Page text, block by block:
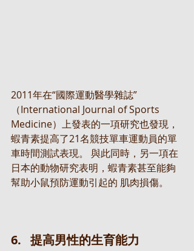
2011年在“國際運動醫學雜誌”
（International Journal of Sports
Medicine）上發表的一項研究也發現，
蝦青素提高了21名競技單車運動員的單
車時間測試表現。 與此同時，另一項在
日本的動物研究表明，蝦青素甚至能夠
幫助小鼠預防運動引起的 肌肉損傷。
6.   提高男性的生育能力